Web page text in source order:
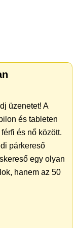
üzenetet! A
és tableten
és nő között.
párkereső
egy olyan
hanem az 50